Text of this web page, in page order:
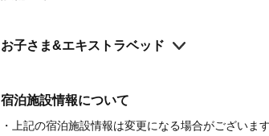
お子さま&エキストラベッド
宿泊施設情報について
・上記の宿泊施設情報は変更になる場合がございま